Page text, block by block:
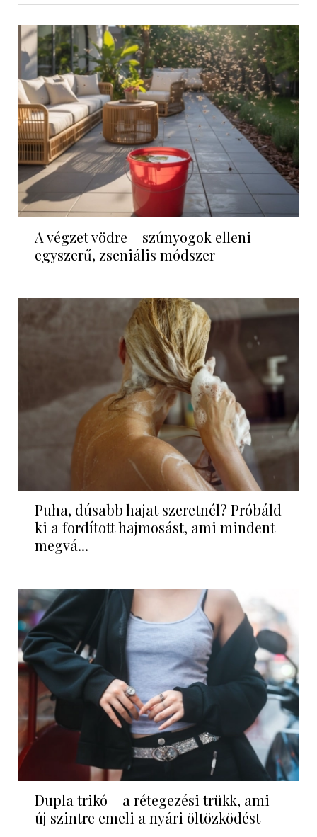
A végzet vödre – szúnyogok elleni
egyszerű, zseniális módszer
Puha, dúsabb hajat szeretnél? Próbáld
ki a fordított hajmosást, ami mindent
megvá...
Dupla trikó – a rétegezési trükk, ami
új szintre emeli a nyári öltözködést